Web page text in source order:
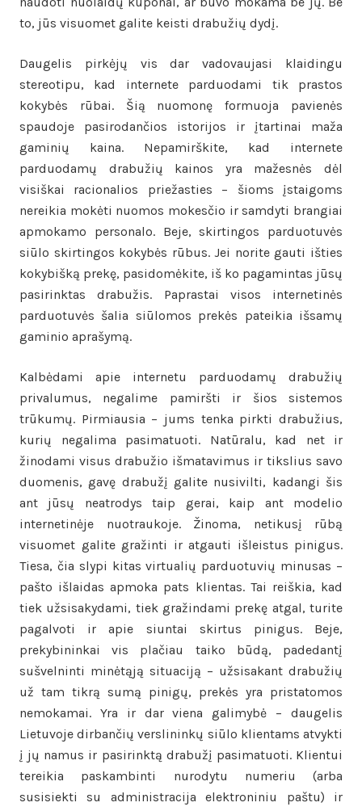
to, jūs visuomet galite keisti drabužių dydį.
Daugelis pirkėjų vis dar vadovaujasi klaidingu
stereotipu, kad internete parduodami tik prastos
kokybės rūbai. Šią nuomonę formuoja pavienės
spaudoje pasirodančios istorijos ir įtartinai maža
gaminių kaina. Nepamirškite, kad internete
parduodamų drabužių kainos yra mažesnės dėl
visiškai racionalios priežasties – šioms įstaigoms
nereikia mokėti nuomos mokesčio ir samdyti brangiai
apmokamo personalo. Beje, skirtingos parduotuvės
siūlo skirtingos kokybės rūbus. Jei norite gauti išties
kokybišką prekę, pasidomėkite, iš ko pagamintas jūsų
pasirinktas drabužis. Paprastai visos internetinės
parduotuvės šalia siūlomos prekės pateikia išsamų
gaminio aprašymą.
Kalbėdami apie internetu parduodamų drabužių
privalumus, negalime pamiršti ir šios sistemos
trūkumų. Pirmiausia – jums tenka pirkti drabužius,
kurių negalima pasimatuoti. Natūralu, kad net ir
žinodami visus drabužio išmatavimus ir tikslius savo
duomenis, gavę drabužį galite nusivilti, kadangi šis
ant jūsų neatrodys taip gerai, kaip ant modelio
internetinėje nuotraukoje. Žinoma, netikusį rūbą
visuomet galite gražinti ir atgauti išleistus pinigus.
Tiesa, čia slypi kitas virtualių parduotuvių minusas –
pašto išlaidas apmoka pats klientas. Tai reiškia, kad
tiek užsisakydami, tiek gražindami prekę atgal, turite
pagalvoti ir apie siuntai skirtus pinigus. Beje,
prekybininkai vis plačiau taiko būdą, padedantį
sušvelninti minėtąją situaciją – užsisakant drabužių
už tam tikrą sumą pinigų, prekės yra pristatomos
nemokamai. Yra ir dar viena galimybė – daugelis
Lietuvoje dirbančių verslininkų siūlo klientams atvykti
į jų namus ir pasirinktą drabužį pasimatuoti. Klientui
tereikia paskambinti nurodytu numeriu (arba
susisiekti su administracija elektroniniu paštu) ir